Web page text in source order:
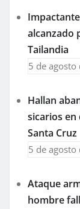
alcanzado
Tailandia
5 de agosto
Hallan
sicarios en
Santa Cruz
5 de agosto
Ataque
hombre